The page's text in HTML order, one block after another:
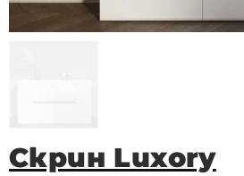
Скрин Luxory